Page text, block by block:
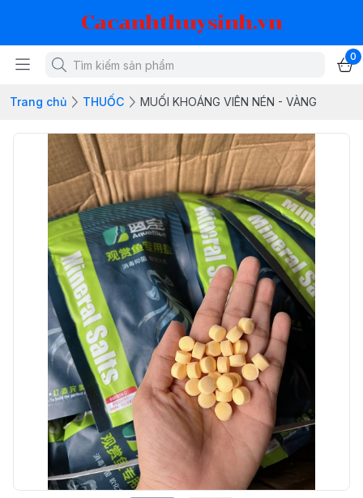
Cacanhthuysinh.vn
0
Trang chủ THUỐC MUỐI KHOÁNG VIÊN NÉN - VÀNG